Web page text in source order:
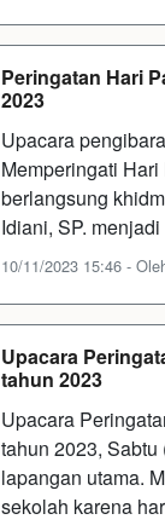
Peringatan Hari
2023
Upacara
Memperingati
berlangsung
Idiani, SP.
10/11/2023 15:46 -
Upacara
tahun 2023
Upacara
tahun 2023,
lapangan utama.
sekolah karena